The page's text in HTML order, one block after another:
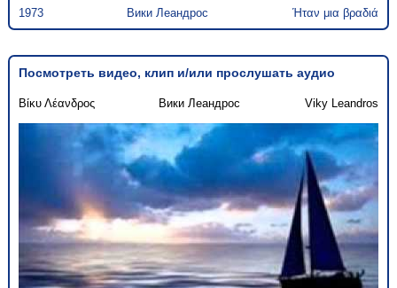
1973
Вики Леандрос Ήταν μια βραδιά
Посмотреть видео, клип и/или прослушать аудио
Βίκυ Λέανδρος Вики Леандрос Viky Leandros